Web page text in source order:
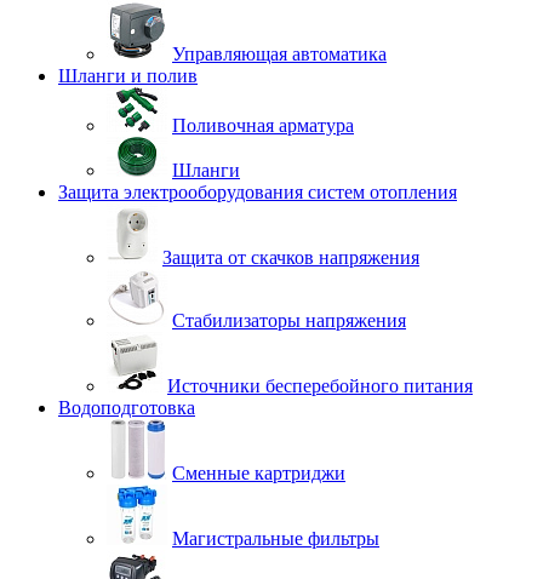
Управляющая автоматика
Шланги и полив
Поливочная арматура
Шланги
Защита электрооборудования систем отопления
Защита от скачков напряжения
Стабилизаторы напряжения
Источники бесперебойного питания
Водоподготовка
Сменные картриджи
Магистральные фильтры